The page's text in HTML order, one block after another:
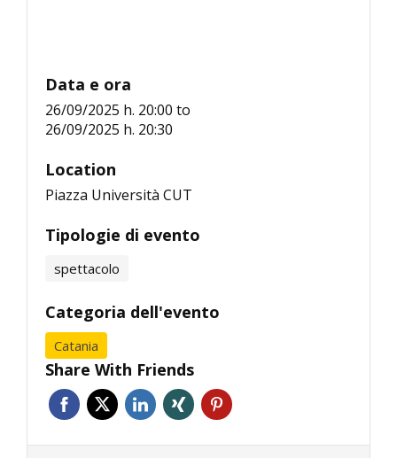
Data e ora
26/09/2025 h. 20:00 to
26/09/2025 h. 20:30
Location
Piazza Università CUT
Tipologie di evento
spettacolo
Categoria dell'evento
Catania
Share With Friends